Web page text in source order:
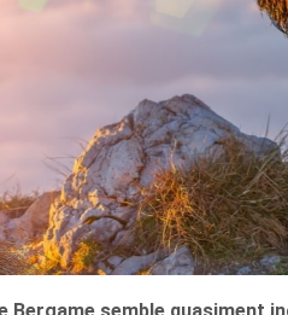
Bergame semble quasiment